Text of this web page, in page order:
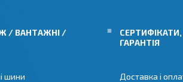
/ ВАНТАЖНІ /
шини
ГАРАНТІЯ
Доставка і